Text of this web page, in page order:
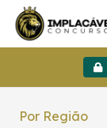
Por Região